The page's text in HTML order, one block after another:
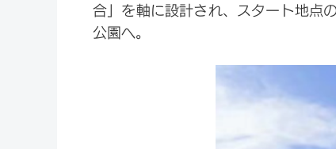
合」を軸に設計され、スタート地点
公園へ。